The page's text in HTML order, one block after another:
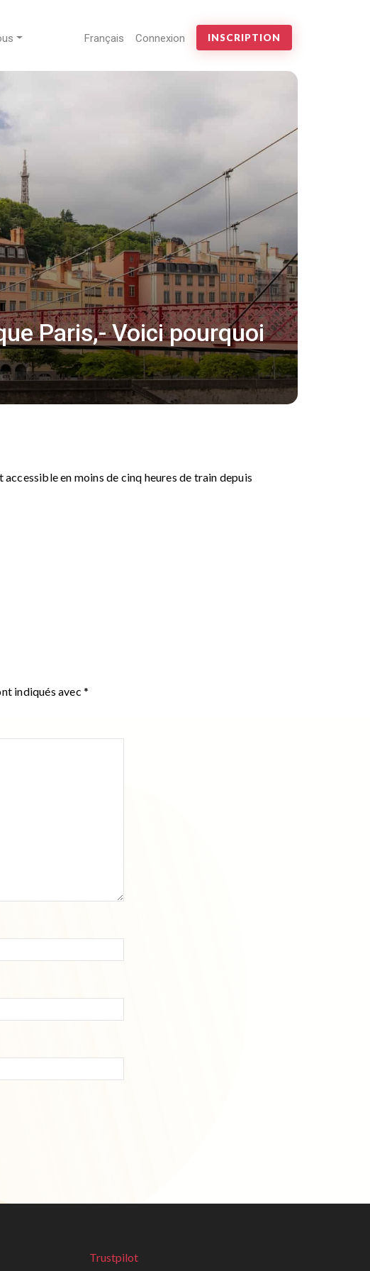
Français Connexion INSCRIPTION
Paris,- Voici pourquoi
en moins de cinq heures de train depuis
indiqués avec*
Trustpilot